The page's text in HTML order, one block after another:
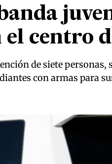
el centro
de siete personas,
con armas para